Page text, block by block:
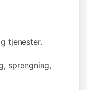
tjenester.
sprengning,